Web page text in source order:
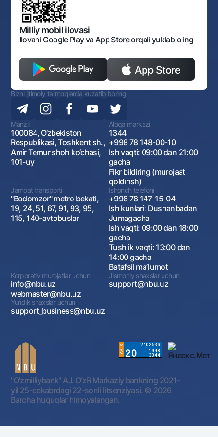
Bankining ish tartibi va rejimi
Ochiq ma'lumotlar
Monopoliyaga qarshi komplaens
Milliy mobil ilovasi
Ilovani Google Play va App Store orqali yuklab oling
Bizni ijtimoiy tarmoqlarda kuzatib boring
Manzil
100084, O‘zbekiston
Respublikasi, Toshkent sh.,
Amir Temur shoh ko‘chasi,
101-uy
Aloqa markazi
1344
+998 78 148-00-10
Ish vaqti: 09:00 dan 21:00
gacha
Fikr bildiring (murojaat
qoldirish)
Jamoat transporti
"Bodomzor" metro bekati,
19, 24, 51, 67, 91, 93, 95,
115, 140-avtobuslar
Ishonch telefoni
+998 78 147-15-04
Ish kunlari: Dushanbadan
Jumagacha
Ish vaqti: 09:00 dan 18:00
gacha
Tushlik vaqti: 13:00 dan
14:00 gacha
Batafsil maʼlumot
Korporativ murojatlar uchun
info@nbu.uz
webmaster@nbu.uz
Jismoniy shaxslar uchun
support@nbu.uz
Yuridik shaxslar uchun
support_business@nbu.uz
"O'zmilliybank" AJ. OʻzR Markaziy bankning 2021-
yil 25-dekabrdagi 22-sonli litsenziyasi. © 2026
Barcha huquqlar himoyalangan.